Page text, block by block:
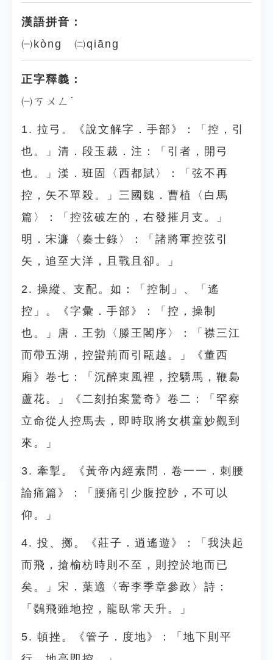
漢語拼音：
㈠kòng ㈡qiāng
正字釋義：
㈠ㄎㄨㄥˋ
1. 拉弓。《說文解字．手部》：「控，引
也。」清．段玉裁．注：「引者，開弓
也。」漢．班固〈西都賦〉：「弦不再
控，矢不單殺。」三國魏．曹植〈白馬
篇〉：「控弦破左的，右發摧月支。」
明．宋濂〈秦士錄〉：「諸將軍控弦引
矢，追至大洋，且戰且卻。」
2. 操縱、支配。如：「控制」、「遙
控」。《字彙．手部》：「控，操制
也。」唐．王勃〈滕王閣序〉：「襟三江
而帶五湖，控蠻荊而引甌越。」《董西
廂》卷七：「沉醉東風裡，控驕馬，鞭裊
蘆花。」《二刻拍案驚奇》卷二：「罕察
立命從人控馬去，即時取將女棋童妙觀到
來。」
3. 牽掣。《黃帝內經素問．卷一一．刺腰
論痛篇》：「腰痛引少腹控䏚，不可以
仰。」
4. 投、擲。《莊子．逍遙遊》：「我決起
而飛，搶榆枋時則不至，則控於地而已
矣。」宋．葉適〈寄李季章參政〉詩：
「鷃飛雖地控，龍臥常天升。」
5. 頓挫。《管子．度地》：「地下則平